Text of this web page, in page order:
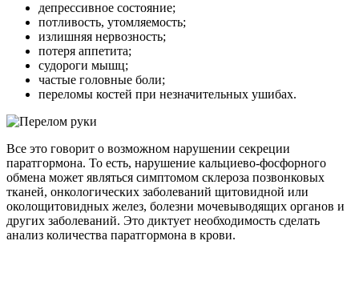
депрессивное состояние;
потливость, утомляемость;
излишняя нервозность;
потеря аппетита;
судороги мышц;
частые головные боли;
переломы костей при незначительных ушибах.
Все это говорит о возможном нарушении секреции
паратгормона. То есть, нарушение кальциево-фосфорного
обмена может являться симптомом склероза позвонковых
тканей, онкологических заболеваний щитовидной или
околощитовидных желез, болезни мочевыводящих органов и
других заболеваний. Это диктует необходимость сделать
анализ количества паратгормона в крови.